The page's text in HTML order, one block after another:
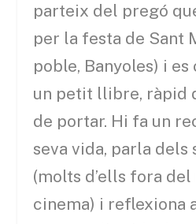
parteix del pregó
per la festa de Sant
poble, Banyoles) i
un petit llibre, ràpid
de portar. Hi fa un
seva vida, parla dels
(molts d’ells fora
cinema) i reflexiona